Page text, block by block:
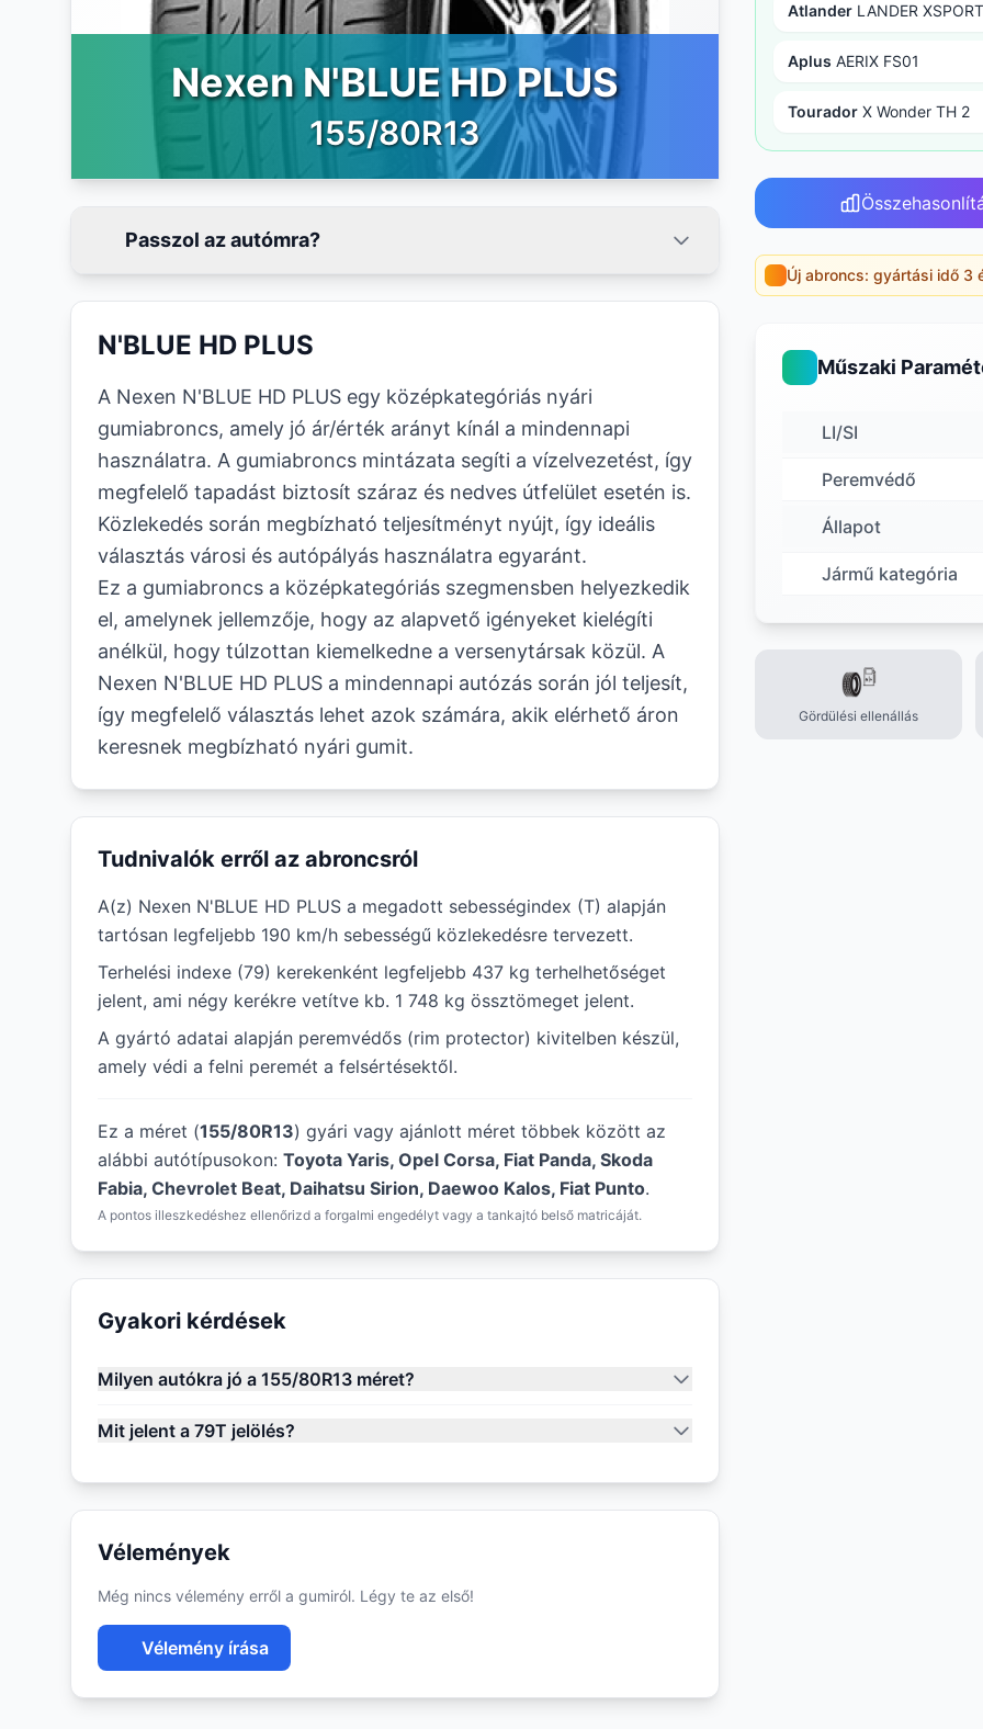
Nexen N'BLUE HD PLUS
155/80R13
Passzol az autómra?
N'BLUE HD PLUS
A Nexen N'BLUE HD PLUS egy középkategóriás nyári
gumiabroncs, amely jó ár/érték arányt kínál a mindennapi
használatra. A gumiabroncs mintázata segíti a vízelvezetést, így
megfelelő tapadást biztosít száraz és nedves útfelület esetén is.
Közlekedés során megbízható teljesítményt nyújt, így ideális
választás városi és autópályás használatra egyaránt.
Ez a gumiabroncs a középkategóriás szegmensben helyezkedik
el, amelynek jellemzője, hogy az alapvető igényeket kielégíti
anélkül, hogy túlzottan kiemelkedne a versenytársak közül. A
Nexen N'BLUE HD PLUS a mindennapi autózás során jól teljesít,
így megfelelő választás lehet azok számára, akik elérhető áron
keresnek megbízható nyári gumit.
Tudnivalók erről az abroncsról
A(z) Nexen N'BLUE HD PLUS a megadott sebességindex (T) alapján
tartósan legfeljebb 190 km/h sebességű közlekedésre tervezett.
Terhelési indexe (79) kerekenként legfeljebb 437 kg terhelhetőséget
jelent, ami négy kerékre vetítve kb. 1 748 kg össztömeget jelent.
A gyártó adatai alapján peremvédős (rim protector) kivitelben készül,
amely védi a felni peremét a felsértésektől.
Ez a méret (155/80R13) gyári vagy ajánlott méret többek között az
alábbi autótípusokon: Toyota Yaris, Opel Corsa, Fiat Panda, Skoda
Fabia, Chevrolet Beat, Daihatsu Sirion, Daewoo Kalos, Fiat Punto.
A pontos illeszkedéshez ellenőrizd a forgalmi engedélyt vagy a tankajtó belső matricáját.
Gyakori kérdések
Milyen autókra jó a 155/80R13 méret?
Mit jelent a 79T jelölés?
Vélemények
Még nincs vélemény erről a gumiról. Légy te az első!
Vélemény írása
Atlander LANDER
Aplus AERIX FS01
Tourador X Wonder TH 2
Új abroncs: gyártási idő 3
Műszaki
LI/SI
Peremvédő
Állapot
Jármű kategória
Gördülési ellenállás